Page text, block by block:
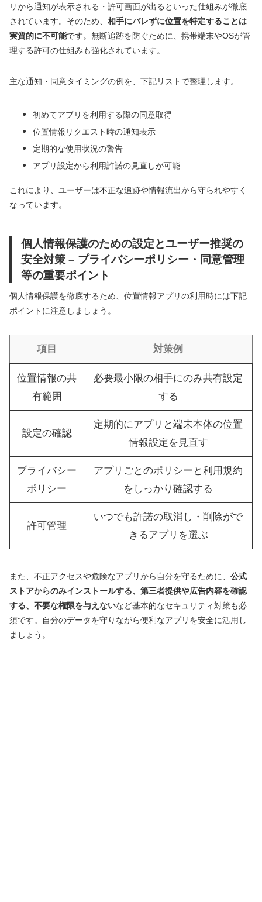
リから通知が表示される・許可画面が出るといった仕組みが徹底
されています。そのため、 相手にバレずに位置を特定することは
実質的に不可能です。無断追跡を防ぐために、携帯端末やOSが管
理する許可の仕組みも強化されています。
主な通知・同意タイミングの例を、下記リストで整理します。
初めてアプリを利用する際の同意取得
位置情報リクエスト時の通知表示
定期的な使用状況の警告
アプリ設定から利用許諾の見直しが可能
これにより、ユーザーは不正な追跡や情報流出から守られやすく
なっています。
個人情報保護のための設定とユーザー推奨の
安全対策 – プライバシーポリシー・同意管理
等の重要ポイント
個人情報保護を徹底するため、位置情報アプリの利用時には下記
ポイントに注意しましょう。
項目 対策例
位置情報の共
有範囲
必要最小限の相手にのみ共有設定
する
設定の確認
定期的にアプリと端末本体の位置
情報設定を見直す
プライバシー
ポリシー
アプリごとのポリシーと利用規約
をしっかり確認する
許可管理
いつでも許諾の取消し・削除がで
きるアプリを選ぶ
また、不正アクセスや危険なアプリから自分を守るために、 公式
ストアからのみインストールする、第三者提供や広告内容を確認
する、不要な権限を与えないなど基本的なセキュリティ対策も必
須です。自分のデータを守りながら便利なアプリを安全に活用し
ましょう。